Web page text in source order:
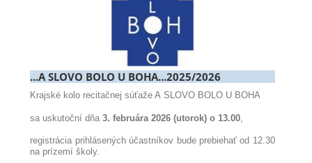
...A SLOVO BOLO U BOHA...2025/2026
Krajské kolo recitačnej súťaže A SLOVO BOLO U BOHA
sa uskutoční dňa3. februára 2026 (utorok) o 13.00
registrácia prihlásených účastníkov bude prebiehať od 12.30
na prízemí školy.